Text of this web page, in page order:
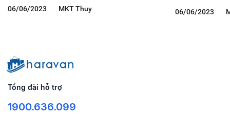
06/06/2023 MKT Thuy 06/06/2023
Tổng đài hỗ trợ
1900.636.099